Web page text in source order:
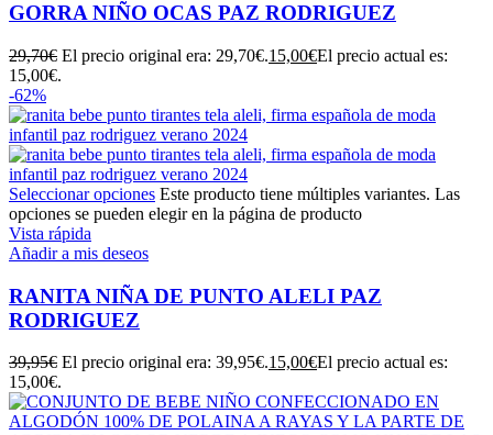
GORRA NIÑO OCAS PAZ RODRIGUEZ
29,70€ El precio original era: 29,70€.15,00€El precio actual es:
15,00€.
-62%
Seleccionar opciones Este producto tiene múltiples variantes. Las
opciones se pueden elegir en la página de producto
Vista rápida
Añadir a mis deseos
RANITA NIÑA DE PUNTO ALELI PAZ
RODRIGUEZ
39,95€ El precio original era: 39,95€.15,00€El precio actual es:
15,00€.